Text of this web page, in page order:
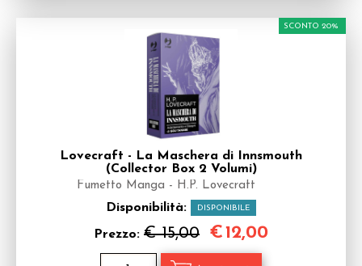
Lovecraft - La Maschera di Innsmouth
(Collector Box 2 Volumi)
Fumetto Manga - H.P. Lovecraft
Disponibilità: DISPONIBILE
Prezzo: € 15,00
SCONTO 20%
€12,00